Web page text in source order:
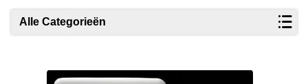
Alle Categorieën